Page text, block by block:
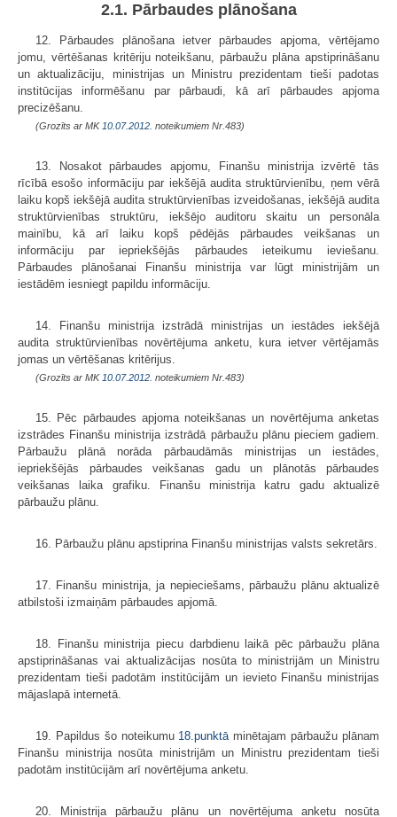
2.1. Pārbaudes plānošana
12. Pārbaudes plānošana ietver pārbaudes apjoma, vērtējamo
jomu, vērtēšanas kritēriju noteikšanu, pārbaužu plāna apstiprināšanu
un aktualizāciju, ministrijas un Ministru prezidentam tieši padotas
institūcijas informēšanu par pārbaudi, kā arī pārbaudes apjoma
precizēšanu.
(Grozīts ar MK 10.07.2012. noteikumiem Nr.483)
13. Nosakot pārbaudes apjomu, Finanšu ministrija izvērtē tās
rīcībā esošo informāciju par iekšējā audita struktūrvienību, ņem vērā
laiku kopš iekšējā audita struktūrvienības izveidošanas, iekšējā audita
struktūrvienības struktūru, iekšējo auditoru skaitu un personāla
mainību, kā arī laiku kopš pēdējās pārbaudes veikšanas un
informāciju par iepriekšējās pārbaudes ieteikumu ieviešanu.
Pārbaudes plānošanai Finanšu ministrija var lūgt ministrijām un
iestādēm iesniegt papildu informāciju.
14. Finanšu ministrija izstrādā ministrijas un iestādes iekšējā
audita struktūrvienības novērtējuma anketu, kura ietver vērtējamās
jomas un vērtēšanas kritērijus.
(Grozīts ar MK 10.07.2012. noteikumiem Nr.483)
15. Pēc pārbaudes apjoma noteikšanas un novērtējuma anketas
izstrādes Finanšu ministrija izstrādā pārbaužu plānu pieciem gadiem.
Pārbaužu plānā norāda pārbaudāmās ministrijas un iestādes,
iepriekšējās pārbaudes veikšanas gadu un plānotās pārbaudes
veikšanas laika grafiku. Finanšu ministrija katru gadu aktualizē
pārbaužu plānu.
16. Pārbaužu plānu apstiprina Finanšu ministrijas valsts sekretārs.
17. Finanšu ministrija, ja nepieciešams, pārbaužu plānu aktualizē
atbilstoši izmaiņām pārbaudes apjomā.
18. Finanšu ministrija piecu darbdienu laikā pēc pārbaužu plāna
apstiprināšanas vai aktualizācijas nosūta to ministrijām un Ministru
prezidentam tieši padotām institūcijām un ievieto Finanšu ministrijas
mājaslapā internetā.
19. Papildus šo noteikumu 18.punktāminētajam pārbaužu plānam
Finanšu ministrija nosūta ministrijām un Ministru prezidentam tieši
padotām institūcijām arī novērtējuma anketu.
20. Ministrija pārbaužu plānu un novērtējuma anketu nosūta